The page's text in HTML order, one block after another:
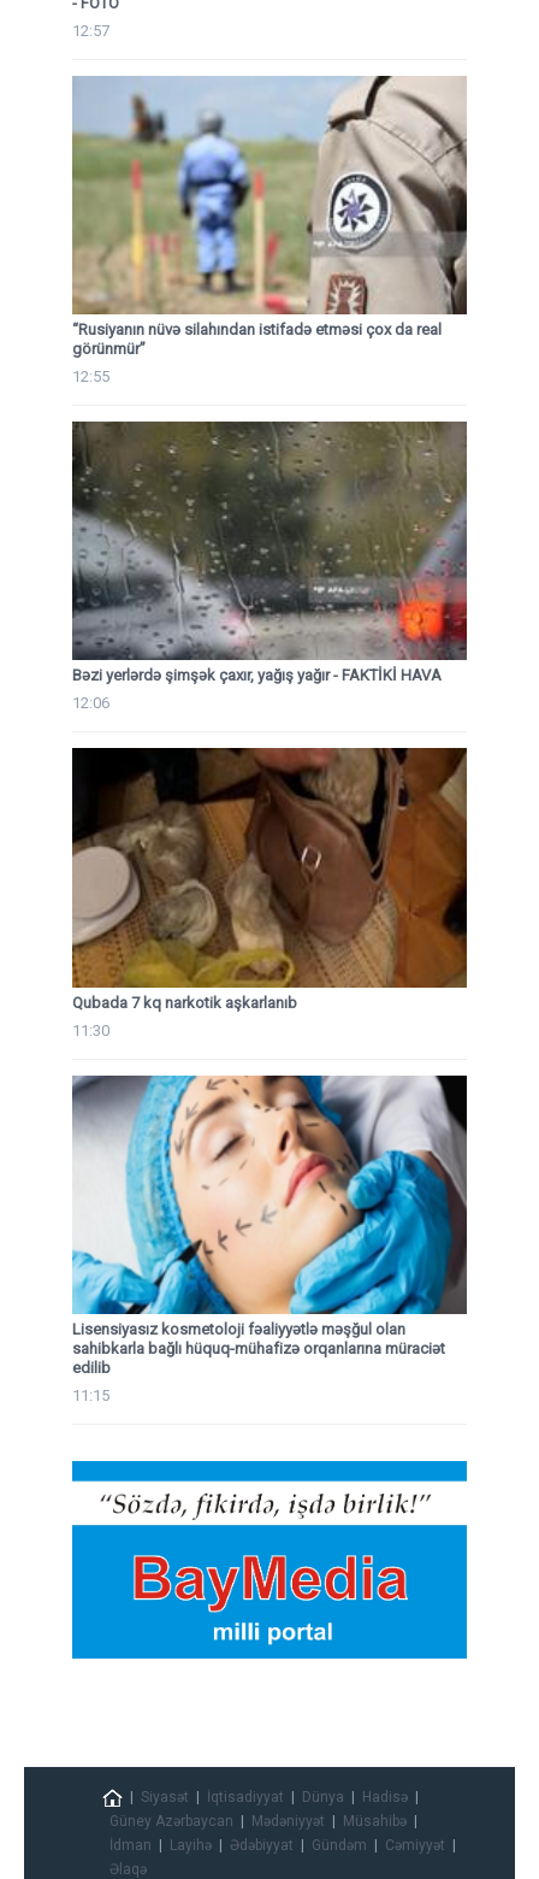
12:57
“Rusiyanın nüvə silahından istifadə etməsi çox da real
görünmür”
12:55
Bəzi yerlərdə şimşək çaxır, yağış yağır - FAKTİKİ HAVA
12:06
Qubada 7 kq narkotik aşkarlanıb
11:30
Lisensiyasız kosmetoloji fəaliyyətlə məşğul olan
sahibkarla bağlı hüquq-mühafizə orqanlarına müraciət
edilib
11:15
Siyasət İqtisadiyyat Dünya
Hadisə
Güney Azərbaycan
Mədəniyyət
Müsahibə
İdman
Layihə Ədəbiyyat Gündəm
Cəmiyyət
Əlaqə